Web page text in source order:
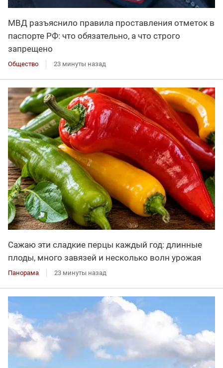
МВД разъяснило правила проставления отметок в
паспорте РФ: что обязательно, а что строго
запрещено
Общество 23 минуты назад
Сажаю эти сладкие перцы каждый год: длинные
плоды, много завязей и несколько волн урожая
Панорама 23 минуты назад